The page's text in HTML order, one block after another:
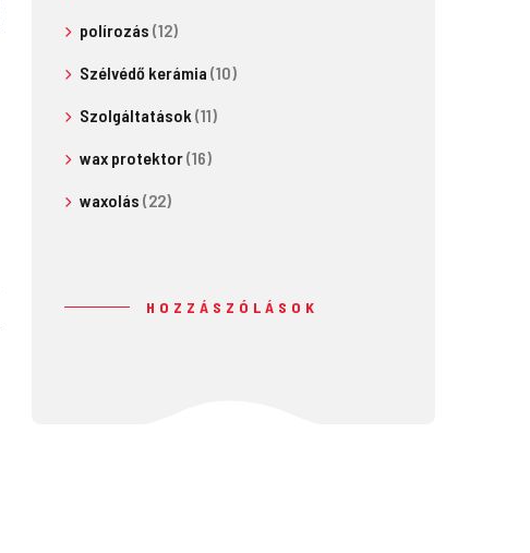
polírozás (12)
Szélvédő kerámia (10)
Szolgáltatások (11)
wax protektor(16)
waxolás (22)
HOZZÁSZÓLÁSOK